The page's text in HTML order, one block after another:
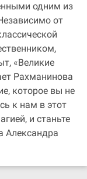
одним из
от
«Великие
Рахманинова
которое вы не
к нам в этот
и станьте
Александра